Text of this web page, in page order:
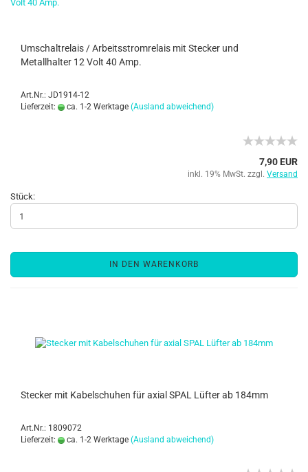
Umschaltrelais / Arbeitsstromrelais mit Stecker und
Metallhalter 12 Volt 40 Amp.
Art.Nr.: JD1914-12
Lieferzeit:
ca. 1-2 Werktage (Ausland abweichend)
7,90 EUR
inkl. 19% MwSt. zzgl. Versand
Stück:
IN DEN WARENKORB
Stecker mit Kabelschuhen für axial SPAL Lüfter ab 184mm
Art.Nr.: 1809072
Lieferzeit:
ca. 1-2 Werktage (Ausland abweichend)